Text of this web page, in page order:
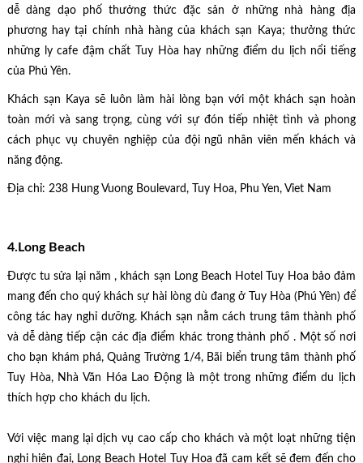
dễ dàng dạo phố thưởng thức đặc sản ở những nhà hàng địa
phương hay tại chính nhà hàng của khách sạn Kaya; thưởng thức
những ly cafe đậm chất Tuy Hòa hay những điểm du lịch nổi tiếng
của Phú Yên.
Khách sạn Kaya sẽ luôn làm hài lòng bạn với một khách sạn hoàn
toàn mới và sang trọng, cùng với sự đón tiếp nhiệt tình và phong
cách phục vụ chuyên nghiệp của đội ngũ nhân viên mến khách và
năng động.
Địa chỉ: 238 Hung Vuong Boulevard, Tuy Hoa, Phu Yen, Viet Nam
4.Long Beach
Được tu sửa lại năm , khách sạn Long Beach Hotel Tuy Hoa bảo đảm
mang đến cho quý khách sự hài lòng dù đang ở Tuy Hòa (Phú Yên) để
công tác hay nghỉ dưỡng. Khách sạn nằm cách trung tâm thành phố
và dễ dàng tiếp cận các địa điểm khác trong thành phố . Một số nơi
cho bạn khám phá, Quảng Trường 1/4, Bãi biển trung tâm thành phố
Tuy Hòa, Nhà Văn Hóa Lao Động là một trong những điểm du lịch
thích hợp cho khách du lịch.
Với việc mang lại dịch vụ cao cấp cho khách và một loạt những tiện
nghi hiện đại, Long Beach Hotel Tuy Hoa đã cam kết sẽ đem đến cho